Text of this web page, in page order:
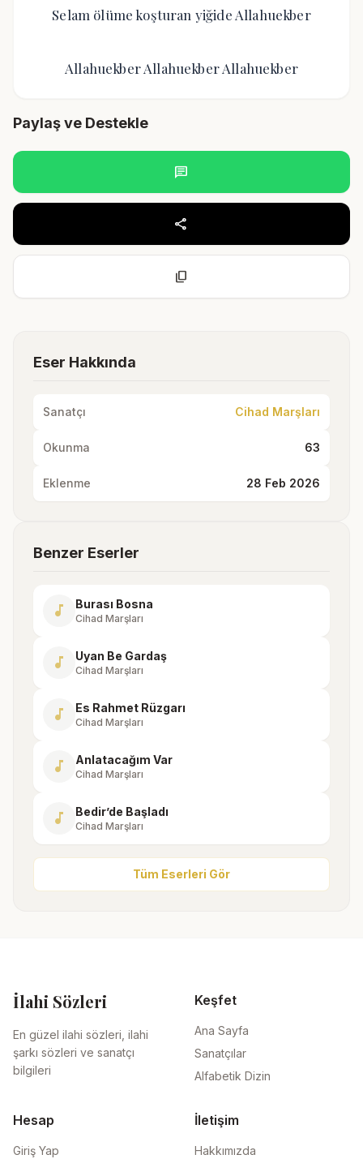
Selam ölüme koşturan yiğide Allahuekber
Allahuekber Allahuekber Allahuekber
Paylaş ve Destekle
chat
share
content_copy
Eser Hakkında
Sanatçı Cihad Marşları
Okunma 63
Eklenme 28 Feb 2026
Benzer Eserler
music_note Burası Bosna
Cihad Marşları
music_note Uyan Be Gardaş
Cihad Marşları
music_note Es Rahmet Rüzgarı
Cihad Marşları
music_note Anlatacağım Var
Cihad Marşları
music_note Bedir’de Başladı
Cihad Marşları
Tüm Eserleri Gör
İlahi Sözleri
En güzel ilahi sözleri, ilahi
şarkı sözleri ve sanatçı
bilgileri
Keşfet
Ana Sayfa
Sanatçılar
Alfabetik Dizin
Hesap
Giriş Yap
İletişim
Hakkımızda